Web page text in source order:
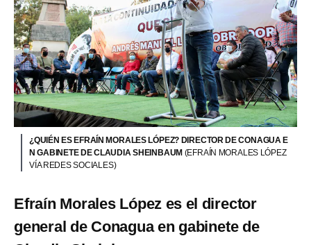
¿QUIÉN ES EFRAÍN MORALES LÓPEZ? DIRECTOR DE CONAGUA E
N GABINETE DE CLAUDIA SHEINBAUM (EFRAÍN MORALES LÓPEZ
VÍA REDES SOCIALES)
Efraín Morales López es el director
general de Conagua en gabinete de